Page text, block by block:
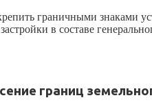
граничными знаками
в составе
границ